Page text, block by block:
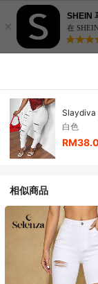
×
SHEIN
在
Slaydiva
白色
相似商品